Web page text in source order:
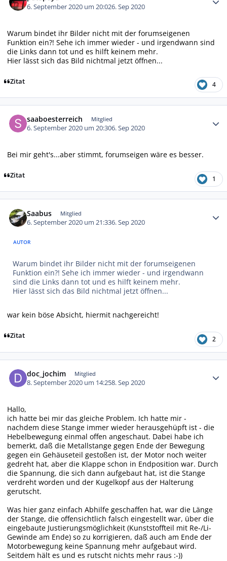
6. September 2020 um 20:026. Sep 2020
Warum bindet ihr Bilder nicht mit der forumseigenen
Funktion ein?! Sehe ich immer wieder - und irgendwann sind
die Links dann tot und es hilft keinem mehr.
Hier lässt sich das Bild nichtmal jetzt öffnen...
Zitat 4
saaboesterreich Mitglied
6. September 2020 um 20:306. Sep 2020
Bei mir geht's...aber stimmt, forumseigen wäre es besser.
Zitat 1
Saabus Mitglied
6. September 2020 um 21:336. Sep 2020
AUTOR
Warum bindet ihr Bilder nicht mit der forumseigenen
Funktion ein?! Sehe ich immer wieder - und irgendwann
sind die Links dann tot und es hilft keinem mehr.
Hier lässt sich das Bild nichtmal jetzt öffnen...
war kein böse Absicht, hiermit nachgereicht!
Zitat 2
doc_jochim Mitglied
8. September 2020 um 14:258. Sep 2020
Hallo,
ich hatte bei mir das gleiche Problem. Ich hatte mir -
nachdem diese Stange immer wieder herausgehüpft ist - die
Hebelbewegung einmal offen angeschaut. Dabei habe ich
bemerkt, daß die Metallstange gegen Ende der Bewegung
gegen ein Gehäuseteil gestoßen ist, der Motor noch weiter
gedreht hat, aber die Klappe schon in Endposition war. Durch
die Spannung, die sich dann aufgebaut hat, ist die Stange
verdreht worden und der Kugelkopf aus der Halterung
gerutscht.
Was hier ganz einfach Abhilfe geschaffen hat, war die Länge
der Stange, die offensichtlich falsch eingestellt war, über die
eingebaute Justierungsmöglichkeit (Kunststoffteil mit Re-/Li-
Gewinde am Ende) so zu korrigieren, daß auch am Ende der
Motorbewegung keine Spannung mehr aufgebaut wird.
Seitdem hält es und es rutscht nichts mehr raus :-))